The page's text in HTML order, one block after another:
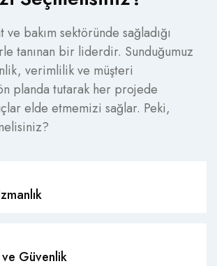
ve bakım sektöründe sağladığı
tanınan bir liderdir. Sunduğumuz
verimlilik ve müşteri
planda tutarak her projede
elde etmemizi sağlar. Peki,
Güvenlik